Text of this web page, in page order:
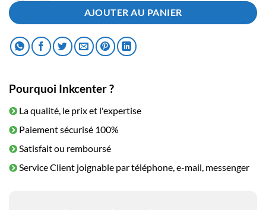
AJOUTER AU PANIER
Pourquoi Inkcenter ?
La qualité, le prix et l'expertise
Paiement sécurisé 100%
Satisfait ou remboursé
Service Client joignable par téléphone, e-mail, messenger